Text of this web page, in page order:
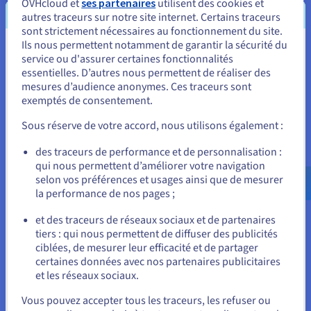
directe entre votre réseau sur site et le réseau du fournisseur de
cloud de votre choix. Cette connexion contourne Internet, créant un
chemin privé vers lequel les informations peuvent circuler. Il existe
deux principaux moyens d'y parvenir :
Connexionphysique : Il s’agit de connecter
physiquement votre réseau au réseau du fournisseur de
cloud via un port au sein d’une installation de
un fournisseur de services qui gère l’infrastructure
physique.
Connexionvirtuelle : Certains fournisseurs de cloud
proposent des liens virtuels, qui utilisent le Software-
Defined Networking (SDN) pour créer un circuit virtuel
de cloud networking entre votre réseau et le cloud.
Cette approche peut être plus flexible et plus facile à
gérer qu’un lien physique.
Quelle que soit la méthode, l’objectif est de créer un lien qui
assure un transfert sécurisé et performant entre votre
environnement et le cloud.
Vous semblez être localisé en États-
Unis.
Pour commander, rendez-vous sur le site de votre pays (États-
Allez sur le site États-Unis
us.ovhcloud.com/
Anglais USD - $
ou
Rester sur le site actuel
Sélectionner un autre site web
OVHcloud et
utilisent des cookies et
autres traceurs sur notre site internet. Certains traceurs
sont strictement nécessaires au fonctionnement du site.
Ils nous permettent notamment de garantir la sécurité du
service ou d'assurer certaines fonctionnalités
essentielles. D’autres nous permettent de réaliser des
mesures d’audience anonymes. Ces traceurs sont
exemptés de consentement.
Sous réserve de votre accord, nous utilisons également :
des traceurs de performance et de personnalisation :
qui nous permettent d’améliorer votre navigation
selon vos préférences et usages ainsi que de mesurer
la performance de nos pages ;
et des traceurs de réseaux sociaux et de partenaires
tiers : qui nous permettent de diffuser des publicités
ciblées, de mesurer leur efficacité et de partager
certaines données avec nos partenaires publicitaires
et les réseaux sociaux.
Vous pouvez accepter tous les traceurs, les refuser ou